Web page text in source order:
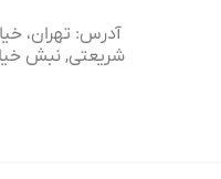
آدرس: تهران،